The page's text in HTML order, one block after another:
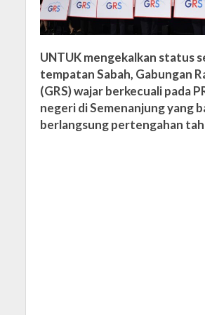
UNTUK mengekalkan status
tempatan Sabah, Gabungan
(GRS) wajar berkecuali pada
negeri di Semenanjung yang
berlangsung pertengahan